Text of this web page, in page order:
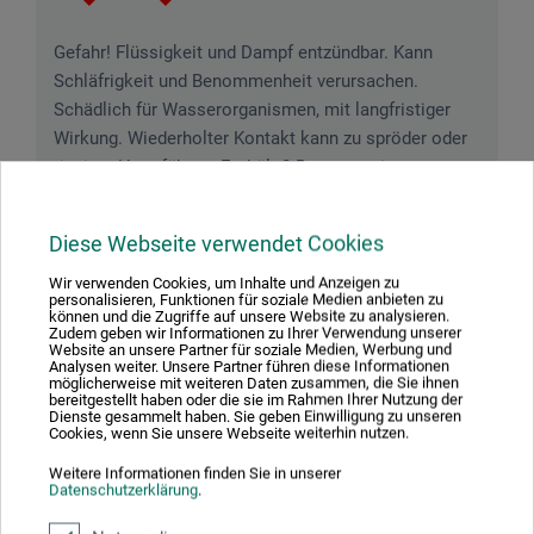
Diese Webseite verwendet Cookies
Wir verwenden Cookies, um Inhalte und Anzeigen zu
personalisieren, Funktionen für soziale Medien anbieten zu
können und die Zugriffe auf unsere Website zu analysieren.
Zudem geben wir Informationen zu Ihrer Verwendung unserer
Website an unsere Partner für soziale Medien, Werbung und
Analysen weiter. Unsere Partner führen diese Informationen
möglicherweise mit weiteren Daten zusammen, die Sie ihnen
bereitgestellt haben oder die sie im Rahmen Ihrer Nutzung der
Dienste gesammelt haben. Sie geben Einwilligung zu unseren
Cookies, wenn Sie unsere Webseite weiterhin nutzen.
Weitere Informationen finden Sie in unserer
Datenschutzerklärung.
Gefahr! Flüssigkeit und Dampf entzündbar. Kann
Schläfrigkeit und Benommenheit verursachen.
Schädlich für Wasserorganismen, mit langfristiger
Wirkung. Wiederholter Kontakt kann zu spröder oder
rissiger Haut führen. Enthält 2-Butanonoxim;
Downloads
Hier finden Sie wichtige Dokumente und Dateien zu
diesem Produkt.